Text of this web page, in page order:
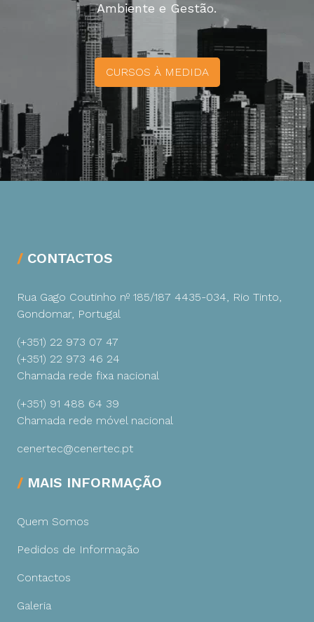
Ambiente e Gestão.
CURSOS À MEDIDA
CONTACTOS
Rua Gago Coutinho nº 185/187 4435-034, Rio Tinto,
Gondomar, Portugal
(+351) 22 973 07 47
(+351) 22 973 46 24
Chamada rede fixa nacional
(+351) 91 488 64 39
Chamada rede móvel nacional
cenertec@cenertec.pt
MAIS INFORMAÇÃO
Quem Somos
Pedidos de Informação
Contactos
Galeria